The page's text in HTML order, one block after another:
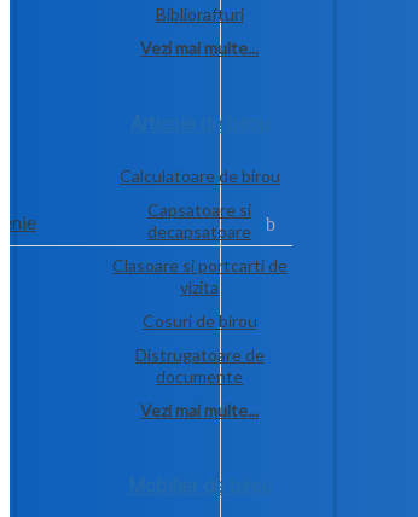
Bibliorafturi
Vezi mai multe...
Articole de birou
Calculatoare de birou
Capsatoare si
decapsatoare
Clasoare si portcarti de
vizita
Cosuri de birou
Distrugatoare de
documente
Vezi mai multe...
Mobilier de birou